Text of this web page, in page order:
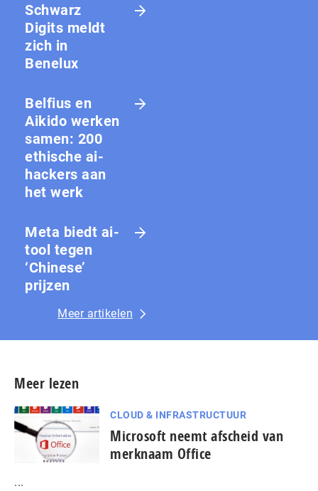
Schwarz
Digits meldt
zich in
Benelux
Belfius en
Aikido werken
samen: 200
ethische ai-
hackers aan
het werk
Meta biedt ai-
tool tegen
‘Chinese’
prijzen
Meer artikelen
Meer lezen
CLOUD & INFRASTRUCTUUR
Microsoft neemt afscheid van
merknaam Office
...